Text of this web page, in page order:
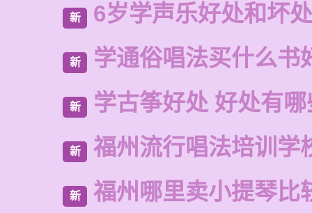
新 6岁学声乐好处和坏处
新 学通俗唱法买什么书
新 学古筝好处 好处有哪
新 福州流行唱法培训学
新 福州哪里卖小提琴比